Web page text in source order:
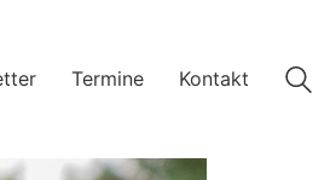
Termine Kontakt